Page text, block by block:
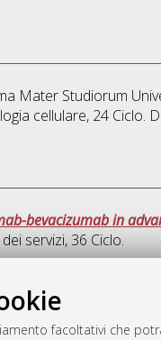
facoltativi che
Mater Studiorum
cellulare, 24 Ciclo.
bevacizumab in
servizi, 36 Ciclo.
Questa lista e'